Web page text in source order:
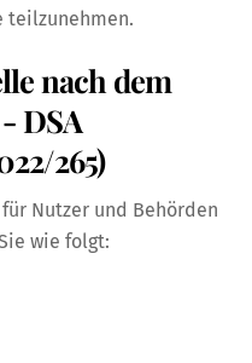
teilzunehmen.
nach dem
DSA
265)
Nutzer und Behörden
wie folgt: